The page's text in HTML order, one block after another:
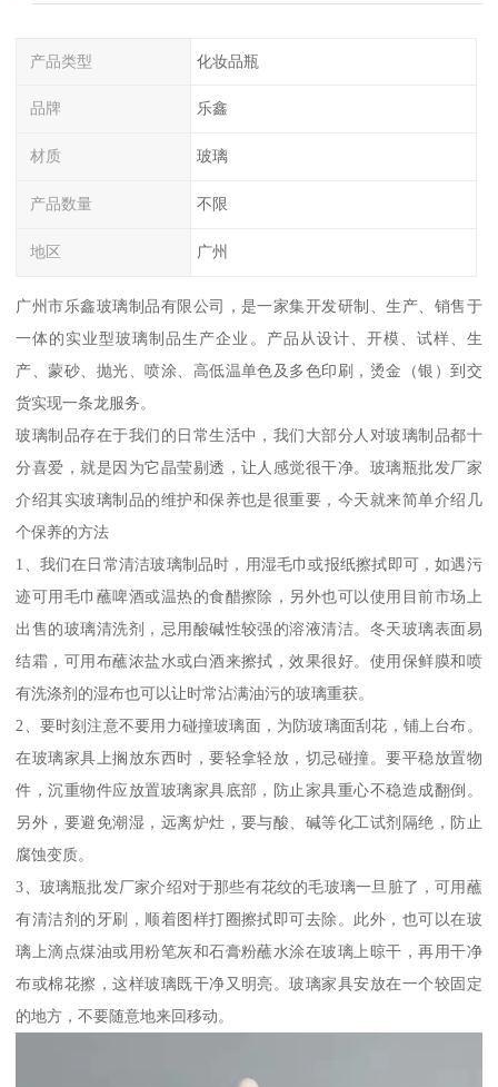
产品类型 化妆品瓶
品牌 乐鑫
材质 玻璃
产品数量 不限
地区 广州
广州市乐鑫玻璃制品有限公司，是一家集开发研制、生产、销售于
一体的实业型玻璃制品生产企业。产品从设计、开模、试样、生
产、蒙砂、抛光、喷涂、高低温单色及多色印刷，烫金（银）到交
货实现一条龙服务。
玻璃制品存在于我们的日常生活中，我们大部分人对玻璃制品都十
分喜爱，就是因为它晶莹剔透，让人感觉很干净。玻璃瓶批发厂家
介绍其实玻璃制品的维护和保养也是很重要，今天就来简单介绍几
个保养的方法
1、我们在日常清洁玻璃制品时，用湿毛巾或报纸擦拭即可，如遇污
迹可用毛巾蘸啤酒或温热的食醋擦除，另外也可以使用目前市场上
出售的玻璃清洗剂，忌用酸碱性较强的溶液清洁。冬天玻璃表面易
结霜，可用布蘸浓盐水或白酒来擦拭，效果很好。使用保鲜膜和喷
有洗涤剂的湿布也可以让时常沾满油污的玻璃重获。
2、要时刻注意不要用力碰撞玻璃面，为防玻璃面刮花，铺上台布。
在玻璃家具上搁放东西时，要轻拿轻放，切忌碰撞。要平稳放置物
件，沉重物件应放置玻璃家具底部，防止家具重心不稳造成翻倒。
另外，要避免潮湿，远离炉灶，要与酸、碱等化工试剂隔绝，防止
腐蚀变质。
3、玻璃瓶批发厂家介绍对于那些有花纹的毛玻璃一旦脏了，可用蘸
有清洁剂的牙刷，顺着图样打圈擦拭即可去除。此外，也可以在玻
璃上滴点煤油或用粉笔灰和石膏粉蘸水涂在玻璃上晾干，再用干净
布或棉花擦，这样玻璃既干净又明亮。玻璃家具安放在一个较固定
的地方，不要随意地来回移动。